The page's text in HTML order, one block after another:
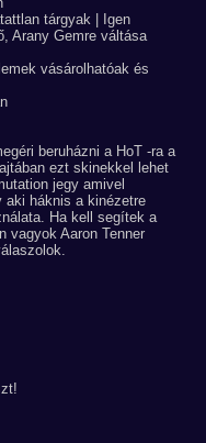
tárgyak | Igen
Arany Gemre váltása
vásárolhatóak és
beruházni a HoT -ra a
ezt skinekkel lehet
jegy amivel
aki háknis a kinézetre
Ha kell segítek a
vagyok Aaron Tenner